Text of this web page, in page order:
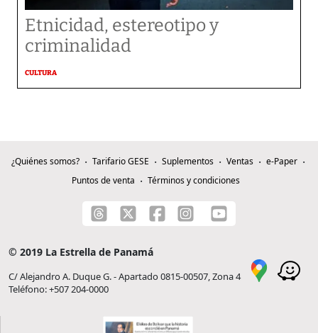
Etnicidad, estereotipo y
criminalidad
CULTURA
¿Quiénes somos? Tarifario GESE Suplementos Ventas
e-Paper
Puntos de venta
Términos y condiciones
© 2019 La Estrella de Panamá
C/ Alejandro A. Duque G. - Apartado 0815-00507, Zona 4
Teléfono: +507 204-0000